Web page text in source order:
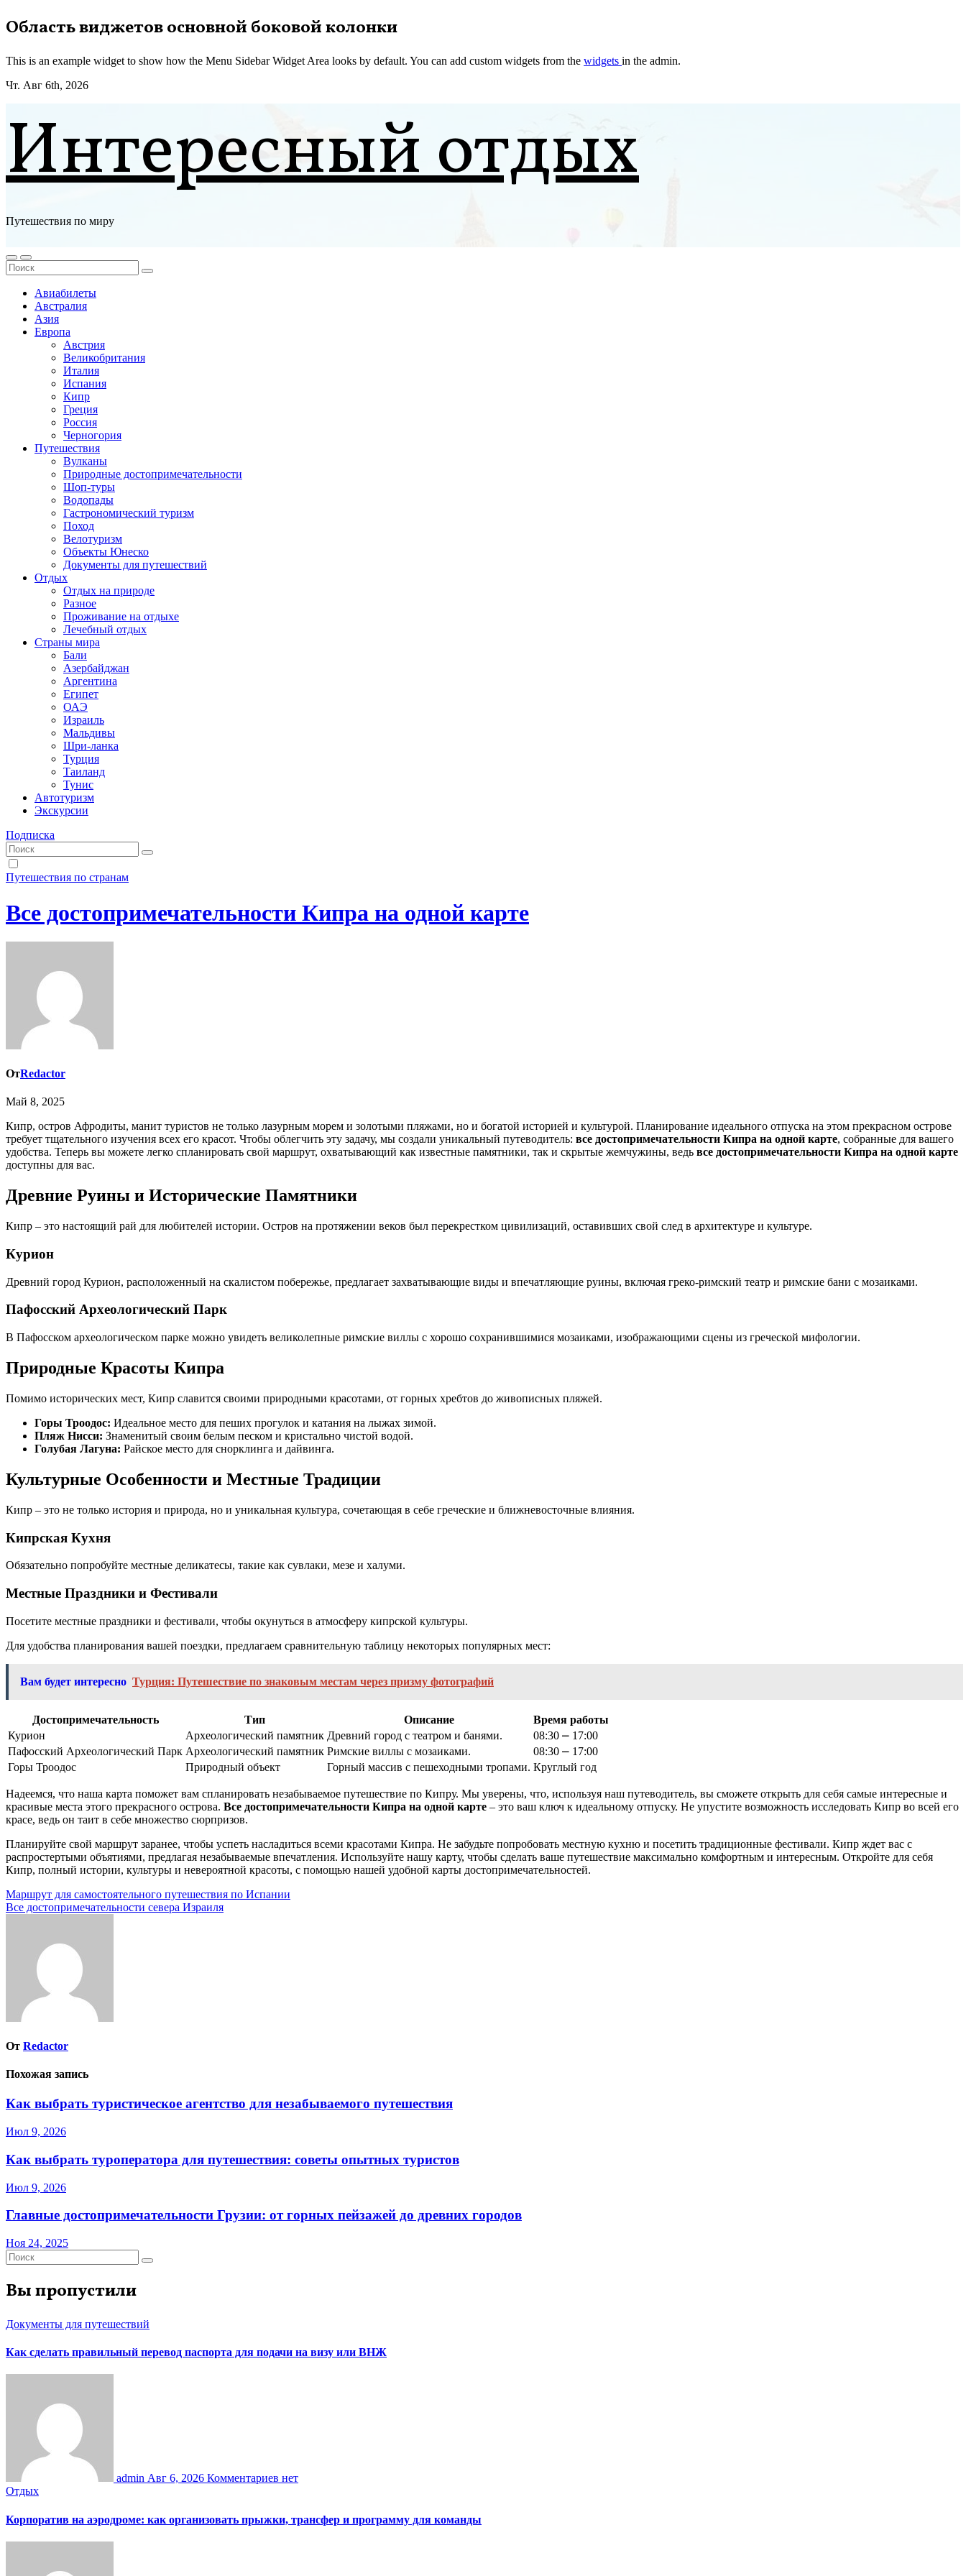
Перейти
к
Область виджетов основной боковой колонки
This is an example widget to show how the Menu Sidebar Widget Area looks by default. You can add custom widgets from the widgets in the admin.
Чт. Авг 6th, 2026
Интересный отдых
Путешествия по миру
Авиабилеты
Австралия
Азия
Европа
Австрия
Великобритания
Италия
Испания
Кипр
Греция
Россия
Черногория
Путешествия
Вулканы
Природные достопримечательности
Шоп-туры
Водопады
Гастрономический туризм
Поход
Велотуризм
Объекты Юнеско
Документы для путешествий
Отдых
Отдых на природе
Разное
Проживание на отдыхе
Лечебный отдых
Страны мира
Бали
Азербайджан
Аргентина
Египет
ОАЭ
Израиль
Мальдивы
Шри-ланка
Турция
Таиланд
Тунис
Автотуризм
Экскурсии
Подписка
Путешествия по странам
Все достопримечательности Кипра на одной карте
ОтRedactor
Май 8, 2025
Кипр, остров Афродиты, манит туристов не только лазурным морем и золотыми пляжами, но и богатой историей и культурой. Планирование идеального отпуска на этом прекрасном острове
требует тщательного изучения всех его красот. Чтобы облегчить эту задачу, мы создали уникальный путеводитель: все достопримечательности Кипра на одной карте, собранные для вашего
удобства. Теперь вы можете легко спланировать свой маршрут, охватывающий как известные памятники, так и скрытые жемчужины, ведь все достопримечательности Кипра на одной карте
доступны для вас.
Древние Руины и Исторические Памятники
Кипр – это настоящий рай для любителей истории. Остров на протяжении веков был перекрестком цивилизаций, оставивших свой след в архитектуре и культуре.
Курион
Древний город Курион, расположенный на скалистом побережье, предлагает захватывающие виды и впечатляющие руины, включая греко-римский театр и римские бани с мозаиками.
Пафосский Археологический Парк
В Пафосском археологическом парке можно увидеть великолепные римские виллы с хорошо сохранившимися мозаиками, изображающими сцены из греческой мифологии.
Природные Красоты Кипра
Помимо исторических мест, Кипр славится своими природными красотами, от горных хребтов до живописных пляжей.
Горы Троодос: Идеальное место для пеших прогулок и катания на лыжах зимой.
Пляж Нисси: Знаменитый своим белым песком и кристально чистой водой.
Голубая Лагуна: Райское место для снорклинга и дайвинга.
Культурные Особенности и Местные Традиции
Кипр – это не только история и природа, но и уникальная культура, сочетающая в себе греческие и ближневосточные влияния.
Кипрская Кухня
Обязательно попробуйте местные деликатесы, такие как сувлаки, мезе и халуми.
Местные Праздники и Фестивали
Посетите местные праздники и фестивали, чтобы окунуться в атмосферу кипрской культуры.
Для удобства планирования вашей поездки, предлагаем сравнительную таблицу некоторых популярных мест:
Вам будет интересно Турция: Путешествие по знаковым местам через призму фотографий
Достопримечательность Тип Описание
Время работы
Курион
Археологический памятник Древний город с театром и банями.
08:30 ⎼ 17:00
Пафосский Археологический Парк Археологический памятник Римские виллы с мозаиками.
08:30 ⎼ 17:00
Горы Троодос
Природный объект Горный массив с пешеходными тропами. Круглый год
Надеемся, что наша карта поможет вам спланировать незабываемое путешествие по Кипру. Мы уверены, что, используя наш путеводитель, вы сможете открыть для себя самые интересные и
красивые места этого прекрасного острова. Все достопримечательности Кипра на одной карте – это ваш ключ к идеальному отпуску. Не упустите возможность исследовать Кипр во всей его
красе, ведь он таит в себе множество сюрпризов.
Планируйте свой маршрут заранее, чтобы успеть насладиться всеми красотами Кипра. Не забудьте попробовать местную кухню и посетить традиционные фестивали. Кипр ждет вас с
распростертыми объятиями, предлагая незабываемые впечатления. Используйте нашу карту, чтобы сделать ваше путешествие максимально комфортным и интересным. Откройте для себя
Кипр, полный истории, культуры и невероятной красоты, с помощью нашей удобной карты достопримечательностей.
Навигация
по
Маршрут для самостоятельного путешествия по Испании
Все достопримечательности севера Израиля
От Redactor
Похожая запись
Как выбрать туристическое агентство для незабываемого путешествия
Июл 9, 2026
Как выбрать туроператора для путешествия: советы опытных туристов
Июл 9, 2026
Главные достопримечательности Грузии: от горных пейзажей до древних городов
Ноя 24, 2025
Вы пропустили
Документы для путешествий
Как сделать правильный перевод паспорта для подачи на визу или ВНЖ
admin Авг 6, 2026 Комментариев нет
Отдых
Корпоратив на аэродроме: как организовать прыжки, трансфер и программу для команды